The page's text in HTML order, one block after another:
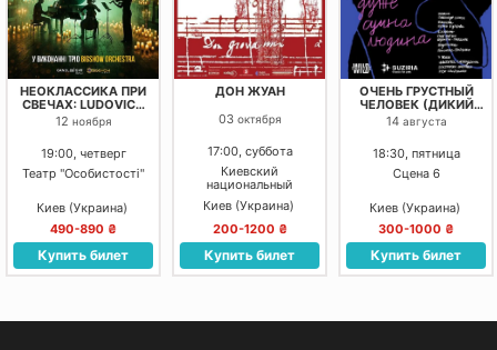
НЕОКЛАССИКА ПРИ
СВЕЧАХ: LUDOVICO
EINAUDI, YANN
TIERSEN, MAX
12 ноября
19:00, четверг
Театр "Особистості"
Киев (Украина)
490-890 ₴
Купить билет
ДОН ЖУАН
03 октября
17:00, суббота
Киевский
национальный
академический театр
оперетты
Киев (Украина)
200-1200 ₴
Купить билет
ОЧЕНЬ ГРУСТНЫЙ
ЧЕЛОВЕК (ДИКИЙ
ТЕАТР)
14 августа
18:30, пятница
Сцена 6
Киев (Украина)
300-1000 ₴
Купить билет